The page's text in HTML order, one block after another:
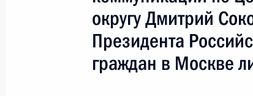
округу Дмитрий
Президента
граждан в Москве